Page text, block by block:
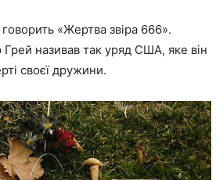
«Жертва звіра 666».
Грей називав так уряд США, яке він
своєї дружини.